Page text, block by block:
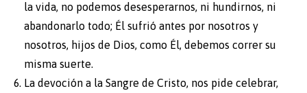
la vida, no podemos desesperarnos, ni hundirnos, ni
abandonarlo todo; Él sufrió antes por nosotros y
nosotros, hijos de Dios, como Él, debemos correr su
misma suerte.
La devoción a la Sangre de Cristo, nos pide celebrar,